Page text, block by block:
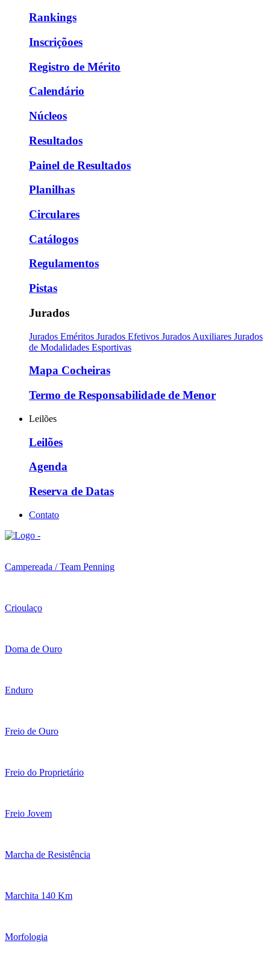
Rankings
Inscriçõoes
Registro de Mérito
Calendário
Núcleos
Resultados
Painel de Resultados
Planilhas
Circulares
Catálogos
Regulamentos
Pistas
Jurados
Jurados Eméritos Jurados Efetivos Jurados Auxiliares Jurados
de Modalidades Esportivas
Mapa Cocheiras
Termo de Responsabilidade de Menor
Leilões
Leilões
Agenda
Reserva de Datas
Contato
Campereada / Team Penning
Crioulaço
Doma de Ouro
Enduro
Freio de Ouro
Freio do Proprietário
Freio Jovem
Marcha de Resistência
Marchita 140 Km
Morfologia